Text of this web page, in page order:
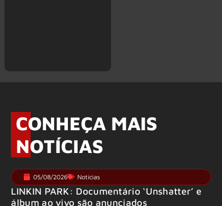
CONHEÇA MAIS
NOTÍCIAS
05/08/2026 Notícias
LINKIN PARK: Documentário ‘Unshatter’ e
álbum ao vivo são anunciados